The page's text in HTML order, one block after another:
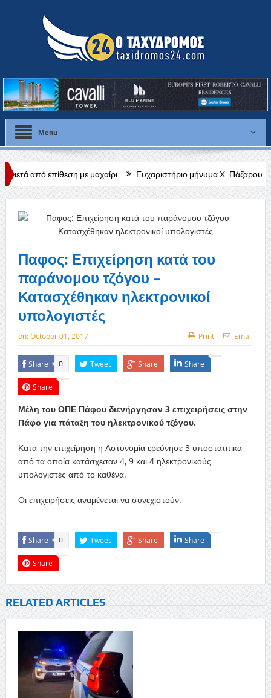
Menu
με μαχαίρι Ευχαριστήριο μήνυμα Χ. Πάζαρου για Α. Βαφεάδη
Παφος: Επιχείρηση κατά του
παράνομου τζόγου –
Κατασχέθηκαν ηλεκτρονικοί
υπολογιστές
on:October 01, 2017 Print Email
Share 0 Tweet Share Share
Share
Μέλη του ΟΠΕ Πάφου διενήργησαν 3 επιχειρήσεις στην
Πάφο για πάταξη του ηλεκτρονικού τζόγου.
Κατα την επιχείρηση η Αστυνομία ερεύνησε 3 υποστατιτικα
από τα οποία κατάσχεσαν 4, 9 και 4 ηλεκτρονικούς
υπολογιστές από το καθένα.
Οι επιχειρήσεις αναμένεται να συνεχιστούν.
Share 0 Tweet Share Share
Share
RELATED ARTICLES